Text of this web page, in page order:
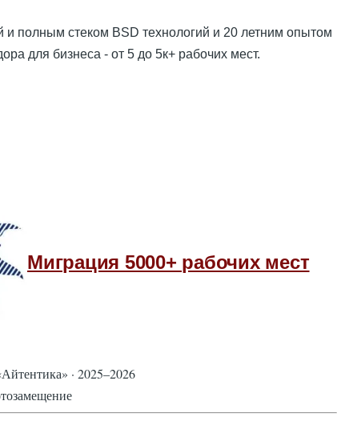
и полным стеком BSD технологий и 20 летним опытом
для бизнеса - от 5 до 5к+ рабочих мест.
Миграция 5000+ рабочих мест
· 2025–2026